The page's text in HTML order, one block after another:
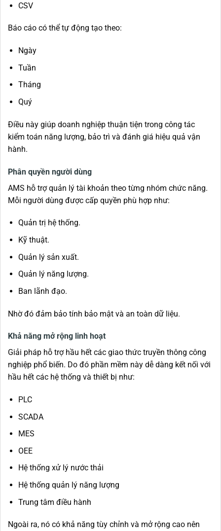
CSV
Báo cáo có thể tự động tạo theo:
Ngày
Tuần
Tháng
Quý
Điều này giúp doanh nghiệp thuận tiện trong công tác
kiểm toán năng lượng, bảo trì và đánh giá hiệu quả vận
hành.
Phân quyền người dùng
AMS hỗ trợ quản lý tài khoản theo từng nhóm chức năng.
Mỗi người dùng được cấp quyền phù hợp như:
Quản trị hệ thống.
Kỹ thuật.
Quản lý sản xuất.
Quản lý năng lượng.
Ban lãnh đạo.
Nhờ đó đảm bảo tính bảo mật và an toàn dữ liệu.
Khả năng mở rộng linh hoạt
Giải pháp hỗ trợ hầu hết các giao thức truyền thông công
nghiệp phổ biến. Do đó phần mềm này dễ dàng kết nối với
hầu hết các hệ thống và thiết bị như:
PLC
SCADA
MES
OEE
Hệ thống xử lý nước thải
Hệ thống quản lý năng lượng
Trung tâm điều hành
Ngoài ra, nó có khả năng tùy chỉnh và mở rộng cao nên